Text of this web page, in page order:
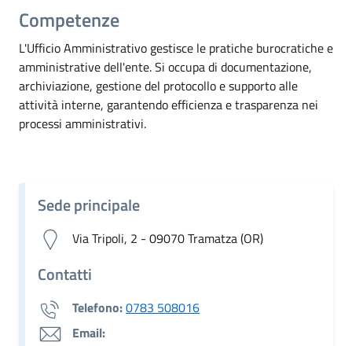
Competenze
L'Ufficio Amministrativo gestisce le pratiche burocratiche e
amministrative dell'ente. Si occupa di documentazione,
archiviazione, gestione del protocollo e supporto alle
attività interne, garantendo efficienza e trasparenza nei
processi amministrativi.
Sede principale
Via Tripoli, 2 - 09070 Tramatza (OR)
Contatti
Telefono:0783 508016
Email: